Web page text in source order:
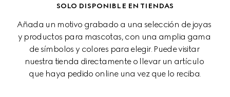
SOLO DISPONIBLE EN TIENDAS
Añada un motivo grabado a una selección de joyas
y productos para mascotas, con una amplia gama
de símbolos y colores para elegir. Puede visitar
nuestra tienda directamente o llevar un artículo
que haya pedido online una vez que lo reciba.